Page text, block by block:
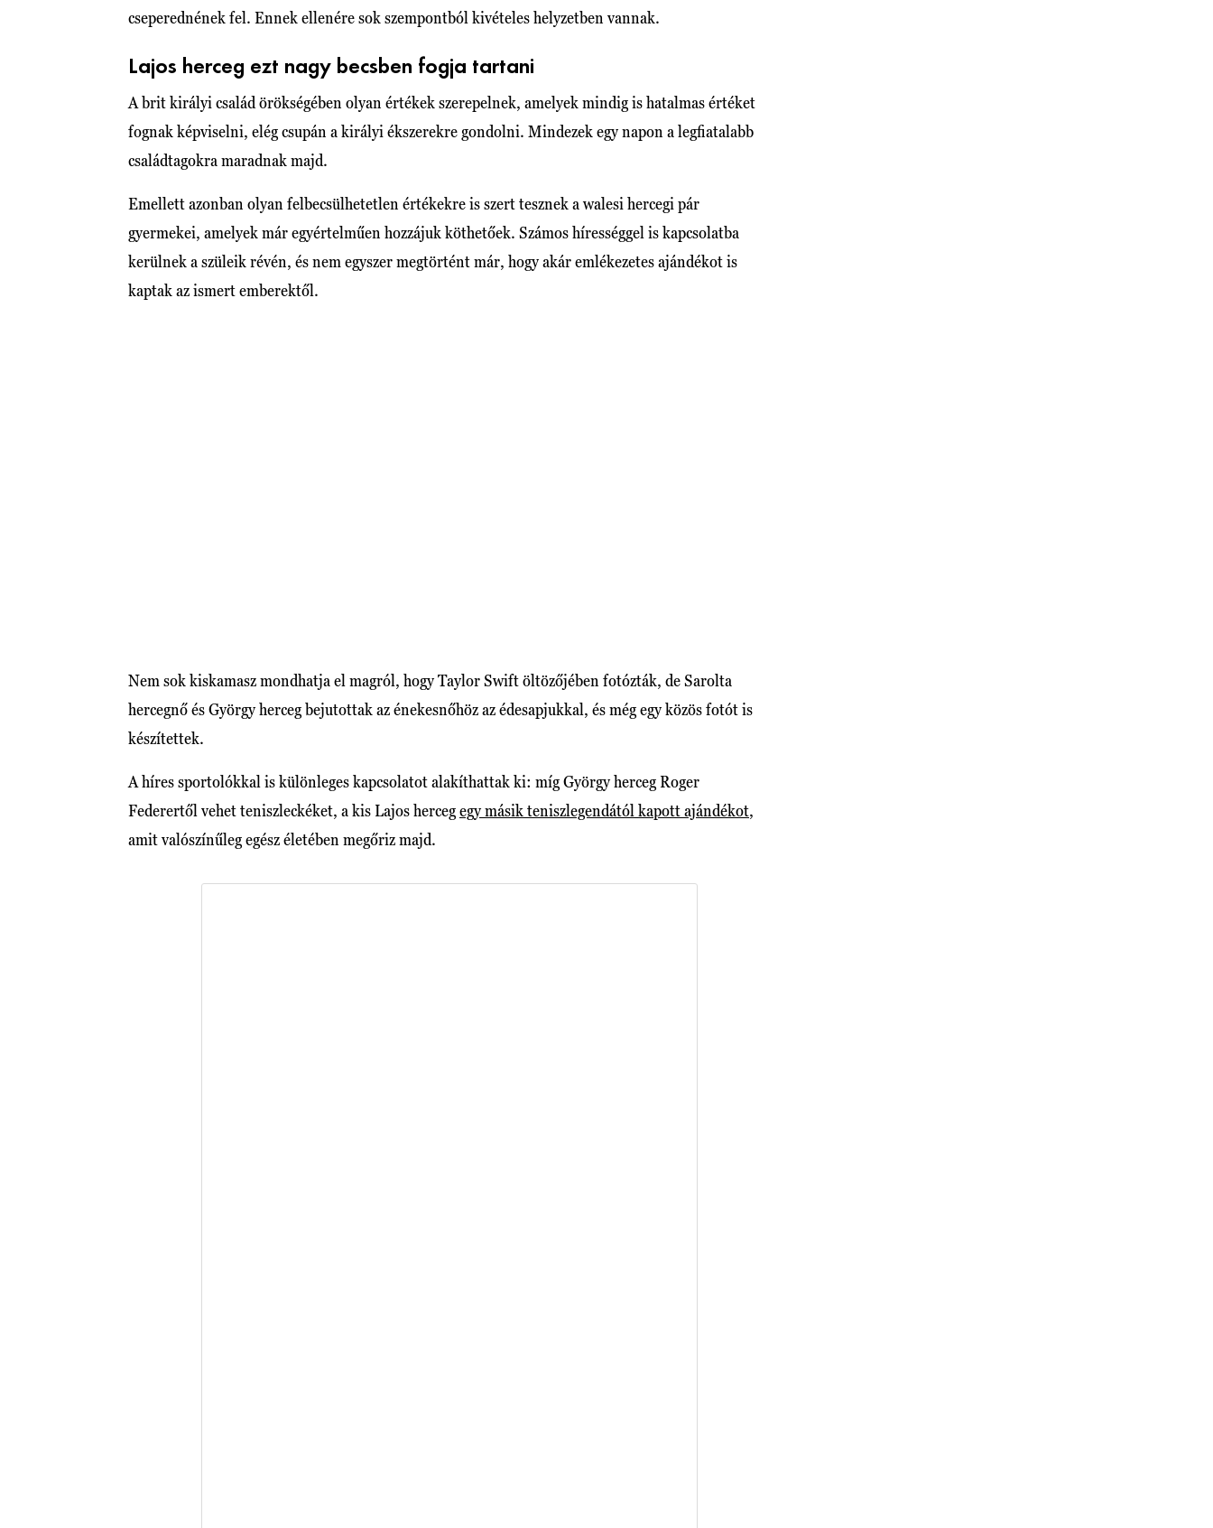
cseperednének fel. Ennek ellenére sok szempontból kivételes helyzetben vannak.
Lajos herceg ezt nagy becsben fogja tartani
A brit királyi család örökségében olyan értékek szerepelnek, amelyek mindig is hatalmas értéket
fognak képviselni, elég csupán a királyi ékszerekre gondolni. Mindezek egy napon a legfiatalabb
családtagokra maradnak majd.
Emellett azonban olyan felbecsülhetetlen értékekre is szert tesznek a walesi hercegi pár
gyermekei, amelyek már egyértelműen hozzájuk köthetőek. Számos hírességgel is kapcsolatba
kerülnek a szüleik révén, és nem egyszer megtörtént már, hogy akár emlékezetes ajándékot is
kaptak az ismert emberektől.
Nem sok kiskamasz mondhatja el magról, hogy Taylor Swift öltözőjében fotózták, de Sarolta
hercegnő és György herceg bejutottak az énekesnőhöz az édesapjukkal, és még egy közös fotót is
készítettek.
A híres sportolókkal is különleges kapcsolatot alakíthattak ki: míg György herceg Roger
Federertől vehet teniszleckéket, a kis Lajos hercegegy másik teniszlegendától kapott ajándékot,
amit valószínűleg egész életében megőriz majd.